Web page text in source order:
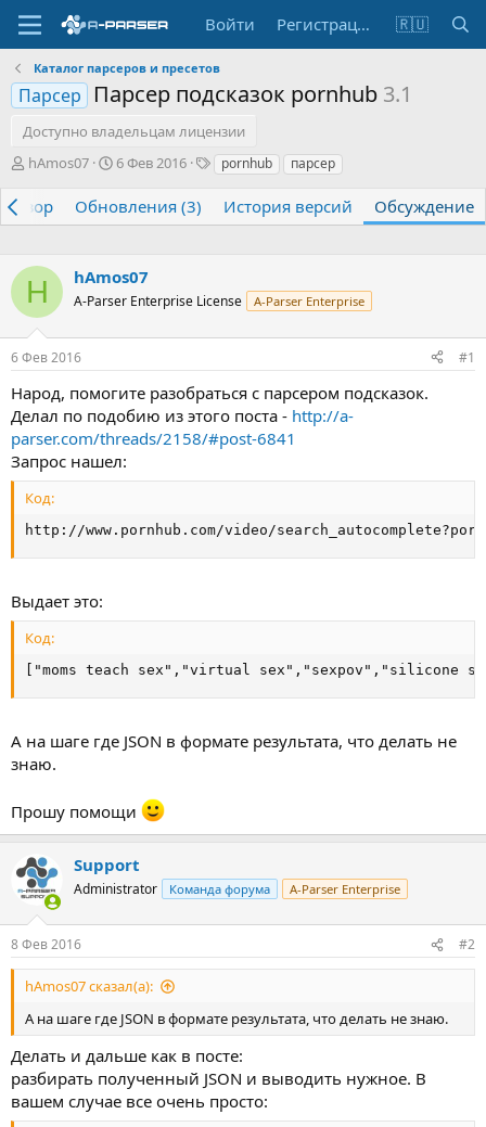
Войти Регистрация 🇷🇺
Каталог парсеров и пресетов
Парсер Парсер подсказок pornhub 3.1
Доступно владельцам лицензии
А
т
о
е
м
ы
hAmos07
Д
т
а
ч
а
а
6 Фев 2016
Т
и
pornhub парсер
Обзор Обновления (3) История версий Обсуждение
H hAmos07
A-Parser Enterprise License A-Parser Enterprise
6 Фев 2016 #1
Народ, помогите разобраться с парсером подсказок.
Делал по подобию из этого поста - http://a-
parser.com/threads/2158/#post-6841
Запрос нашел:
Код:
http://www.pornhub.com/video/
Выдает это:
Код:
["moms teach sex","virtual sex","sexpov","silicone
А на шаге где JSON в формате результата, что делать не
знаю.
Прошу помощи
Support
Administrator Команда форума A-Parser Enterprise
8 Фев 2016 #2
hAmos07 сказал(а):
А на шаге где JSON в формате результата, что делать не знаю.
Делать и дальше как в посте:
разбирать полученный JSON и выводить нужное. В
вашем случае все очень просто: